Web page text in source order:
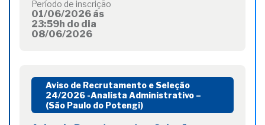
Período de inscrição
01/06/2026 ás
23:59h do dia
08/06/2026
Aviso de Recrutamento e Seleção
24/2026 -Analista Administrativo –
(São Paulo do Potengi)